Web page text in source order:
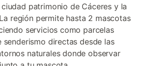
patrimonio de Cáceres y la
región permite hasta 2 mascotas
servicios como parcelas
senderismo directas desde las
naturales donde observar